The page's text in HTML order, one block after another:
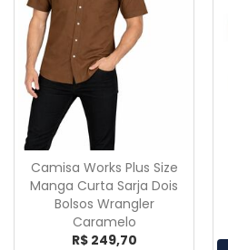
Camisa Works Plus Size
Manga Curta Sarja Dois
Bolsos Wrangler
Caramelo
R$ 249,70